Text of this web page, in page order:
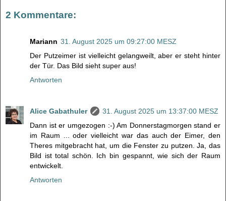
2 Kommentare:
Mariann 31. August 2025 um 09:27:00 MESZ
Der Putzeimer ist vielleicht gelangweilt, aber er steht hinter
der Tür. Das Bild sieht super aus!
Antworten
Alice Gabathuler
31. August 2025 um 13:37:00 MESZ
Dann ist er umgezogen :-) Am Donnerstagmorgen stand er
im Raum ... oder vielleicht war das auch der Eimer, den
Theres mitgebracht hat, um die Fenster zu putzen. Ja, das
Bild ist total schön. Ich bin gespannt, wie sich der Raum
entwickelt.
Antworten